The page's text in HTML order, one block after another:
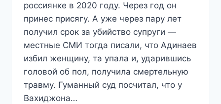
россиянке в 2020 году. Через год он
принес присягу. А уже через пару лет
получил срок за убийство супруги —
местные СМИ тогда писали, что Адинаев
избил женщину, та упала и, ударившись
головой об пол, получила смертельную
травму. Гуманный суд посчитал, что у
Вахиджона…